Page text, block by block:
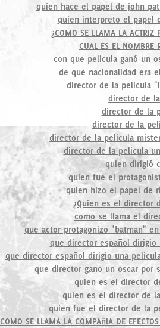
quien hace el papel de john
quien interpreto el papel
¿COMO SE LLAMA LA ACTRIZ
CUAL ES EL NOMBRE
con que pelicula ganó un
de que nacionalidad era
director de la pelicula
director de
director de la
director de la
director de la pelicula
director de la pelicula
quien dirigió
quien fue el
quien hizo el papel de
¿Quien es el director
como se llama el
que actor protagonizo "batman"
que director español
que director español dirigio una
que director gano un oscar por
quien es el director
quien es el director de
quien fue el director de la
COMO SE LLAMA LA COMPAñIA DE